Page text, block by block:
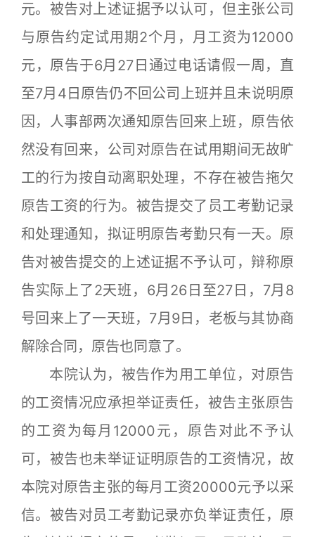
元。被告对上述证据予以认可，但主张公司
与原告约定试用期2个月，月工资为12000
元，原告于6月27日通过电话请假一周，直
至7月4日原告仍不回公司上班并且未说明原
因，人事部两次通知原告回来上班，原告依
然没有回来，公司对原告在试用期间无故旷
工的行为按自动离职处理，不存在被告拖欠
原告工资的行为。被告提交了员工考勤记录
和处理通知，拟证明原告考勤只有一天。原
告对被告提交的上述证据不予认可，辩称原
告实际上了2天班，6月26日至27日，7月8
号回来上了一天班，7月9日，老板与其协商
解除合同，原告也同意了。
本院认为，被告作为用工单位，对原告
的工资情况应承担举证责任，被告主张原告
的工资为每月12000元，原告对此不予认
可，被告也未举证证明原告的工资情况，故
本院对原告主张的每月工资20000元予以采
信。被告对员工考勤记录亦负举证责任，原